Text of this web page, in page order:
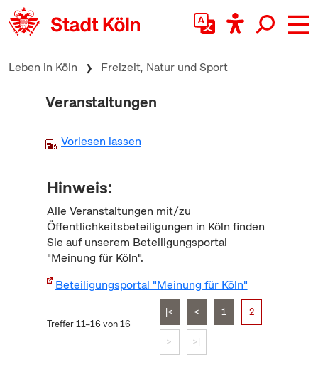
zum Inhalt springen
Leben in Köln Freizeit, Natur und Sport
Veranstaltungen
Vorlesen lassen
Hinweis:
Alle Veranstaltungen mit/zu
Öffentlichkeitsbeteiligungen in Köln finden
Sie auf unserem Beteiligungsportal
"Meinung für Köln".
Beteiligungsportal "Meinung für Köln"
Treffer 11–16 von 16
|< < 1 2
> >|